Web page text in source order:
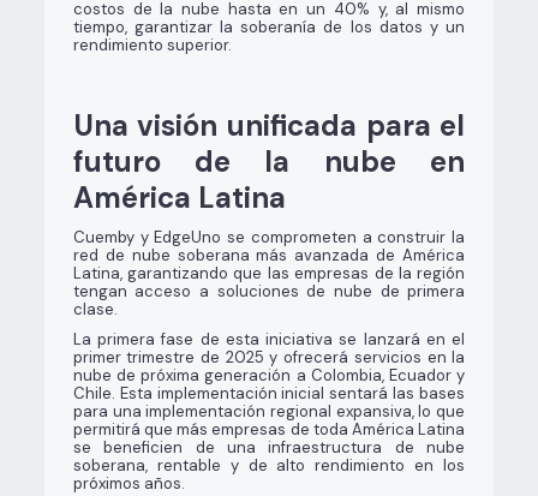
costos de la nube hasta en un 40% y, al mismo
tiempo, garantizar la soberanía de los datos y un
rendimiento superior.
Una visión unificada para el
futuro de la nube en
América Latina
Cuemby y EdgeUno se comprometen a construir la
red de nube soberana más avanzada de América
Latina, garantizando que las empresas de la región
tengan acceso a soluciones de nube de primera
clase.
La primera fase de esta iniciativa se lanzará en el
primer trimestre de 2025 y ofrecerá servicios en la
nube de próxima generación a Colombia, Ecuador y
Chile. Esta implementación inicial sentará las bases
para una implementación regional expansiva, lo que
permitirá que más empresas de toda América Latina
se beneficien de una infraestructura de nube
soberana, rentable y de alto rendimiento en los
próximos años.